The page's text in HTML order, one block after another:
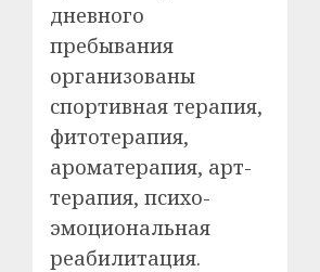
дневного
пребывания
организованы
спортивная терапия,
фитотерапия,
ароматерапия, арт-
терапия, психо-
эмоциональная
реабилитация.